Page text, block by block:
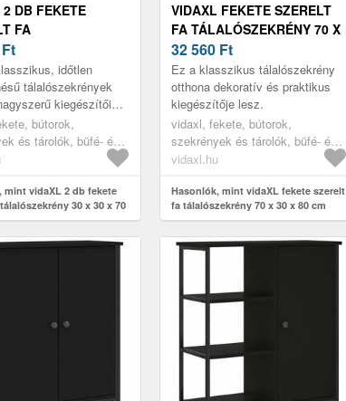
DB FEKETE
FA
30 X 30
Ft
időtlen
tálalószekrények
kiegészítői
bútorok,
és tárolók, büfé- és
mint vidaXL 2 db fekete
30 x 30 x 70
VIDAXL FEKETE SZERELT
FA TÁLALÓSZEKRÉNY 70 X
30 X 80 CM
32 560 Ft
Ez a klasszikus tálalószekrény
otthona dekoratív és praktikus
kiegészítője lesz.
vidaxl, fekete, bútorok,
szekrények és tárolók, büfé- és
tálalóasztalok
vidaxl.hu
Hasonlók, mint vidaXL fekete szerelt
fa tálalószekrény 70 x 30 x 80 cm